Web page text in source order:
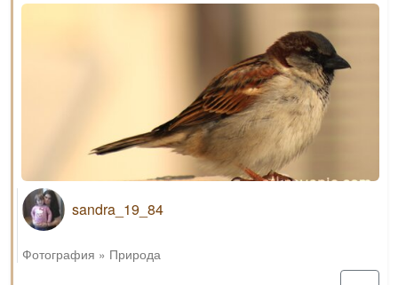
sandra_19_84
Фотография » Природа